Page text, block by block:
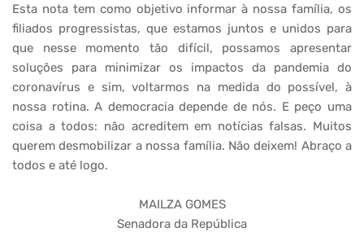
Esta nota tem como objetivo informar à nossa família, os
filiados progressistas, que estamos juntos e unidos para
que nesse momento tão difícil, possamos apresentar
soluções para minimizar os impactos da pandemia do
coronavírus e sim, voltarmos na medida do possível, à
nossa rotina. A democracia depende de nós. E peço uma
coisa a todos: não acreditem em notícias falsas. Muitos
querem desmobilizar a nossa família. Não deixem! Abraço a
todos e até logo.
MAILZA GOMES
Senadora da República